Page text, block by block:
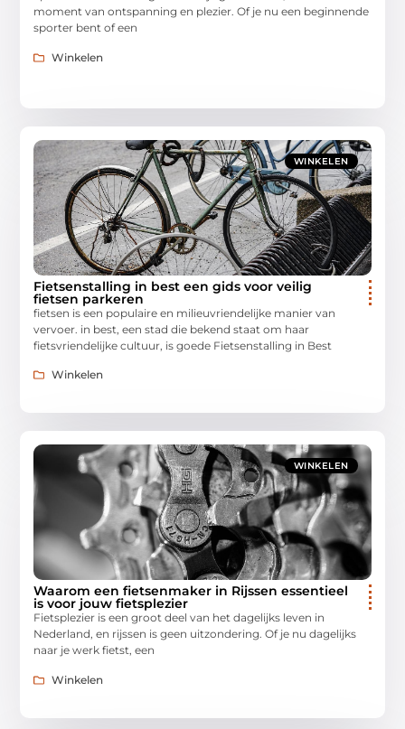
moment van ontspanning en plezier. Of je nu een beginnende
sporter bent of een
Winkelen
WINKELEN
Fietsenstalling in best een gids voor veilig
fietsen parkeren
fietsen is een populaire en milieuvriendelijke manier van
vervoer. in best, een stad die bekend staat om haar
fietsvriendelijke cultuur, is goede Fietsenstalling in Best
Winkelen
WINKELEN
Waarom een fietsenmaker in Rijssen essentieel
is voor jouw fietsplezier
Fietsplezier is een groot deel van het dagelijks leven in
Nederland, en rijssen is geen uitzondering. Of je nu dagelijks
naar je werk fietst, een
Winkelen